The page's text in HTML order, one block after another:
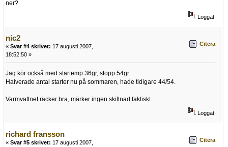
ner?
Loggat
nic2
« Svar #4 skrivet: 17 augusti 2007,
18:52:50 »
Citera
Jag kör också med startemp 36gr, stopp 54gr.
Halverade antal starter nu på sommaren, hade tidigare 44/54.
Varmvattnet räcker bra, märker ingen skillnad faktiskt.
Loggat
richard fransson
« Svar #5 skrivet: 17 augusti 2007,
Citera